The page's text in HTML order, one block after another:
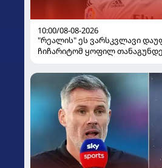
10:00/08-08-2026
"რეალის" ეს ვარსკვლავი
ჩიჩარიტომ ყოფილ